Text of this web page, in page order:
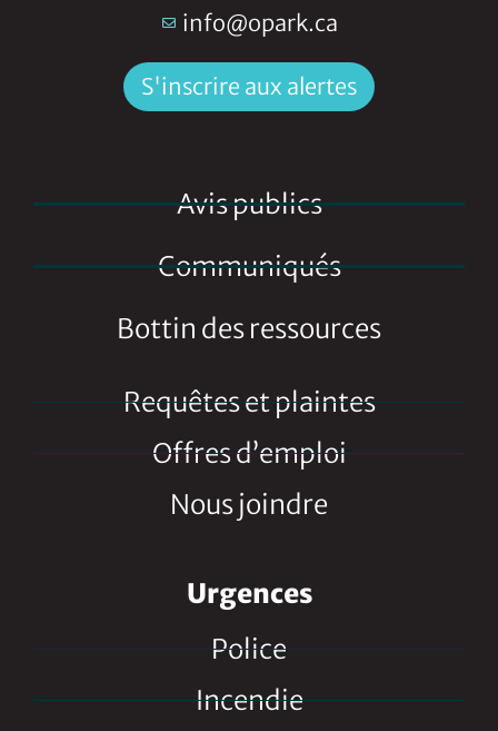
info@opark.ca
S'inscrire aux alertes
Avis publics
Communiqués
Bottin des ressources
Requêtes et plaintes
Offres d’emploi
Nous joindre
Urgences
Police
Incendie